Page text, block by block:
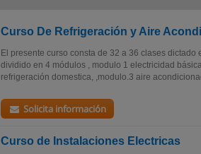
Curso De Refrigeración y Aire
El presente curso consta de 32 a 36 clases
dividido en 4 módulos , modulo 1 electricidad
refrigeración domestica, ,modulo.3 aire
Solicita información
Curso de Instalaciones Electricas